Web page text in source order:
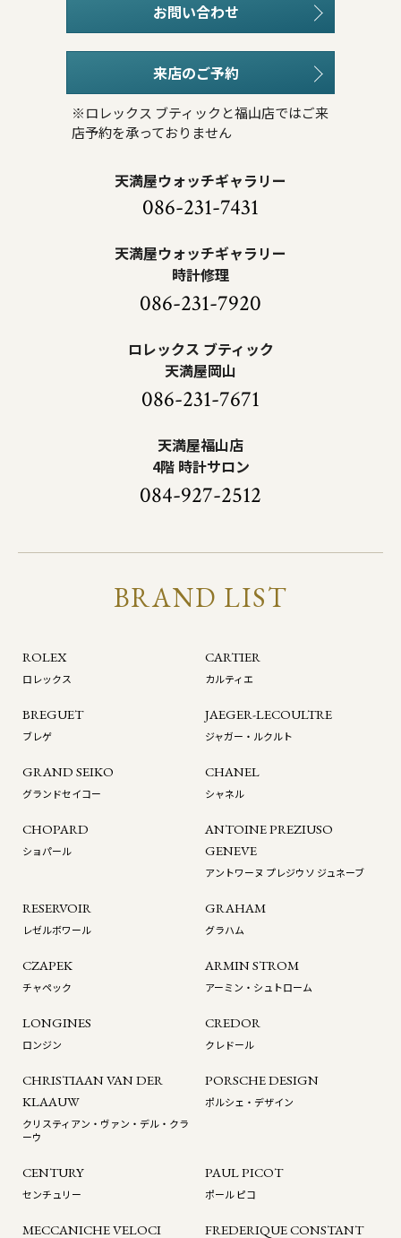
お問い合わせ
来店のご予約
※ロレックス ブティックと福山店ではご来
店予約を承っておりません
天満屋ウォッチギャラリー
086-231-7431
天満屋ウォッチギャラリー
時計修理
086-231-7920
ロレックス ブティック
天満屋岡山
086-231-7671
天満屋福山店
4階 時計サロン
084-927-2512
BRAND LIST
ROLEX
ロレックス
CARTIER
カルティエ
BREGUET
ブレゲ
JAEGER-LECOULTRE
ジャガー・ルクルト
GRAND SEIKO
グランドセイコー
CHANEL
シャネル
CHOPARD
ショパール
ANTOINE PREZIUSO
GENEVE
アントワーヌ プレジウソ ジュネーブ
RESERVOIR
レゼルボワール
GRAHAM
グラハム
CZAPEK
チャペック
ARMIN STROM
アーミン・シュトローム
LONGINES
ロンジン
CREDOR
クレドール
CHRISTIAAN VAN DER
KLAAUW
クリスティアン・ヴァン・デル・クラ
ーウ
PORSCHE DESIGN
ポルシェ・デザイン
CENTURY
センチュリー
PAUL PICOT
ポール ピコ
MECCANICHE VELOCI FREDERIQUE CONSTANT